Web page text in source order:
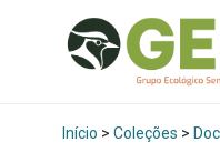
Início > Coleções >